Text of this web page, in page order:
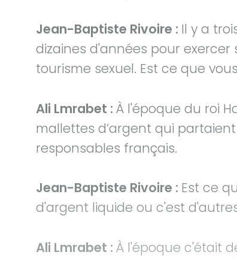
Jean-Baptiste Rivoire : Il y a
dizaines d'années pour exercer
tourisme sexuel. Est ce que
Ali Lmrabet : À l'époque du roi
mallettes d’argent qui
responsables français.
Jean-Baptiste Rivoire : Est ce
d'argent liquide ou c'est
Ali Lmrabet : À l'époque c'était